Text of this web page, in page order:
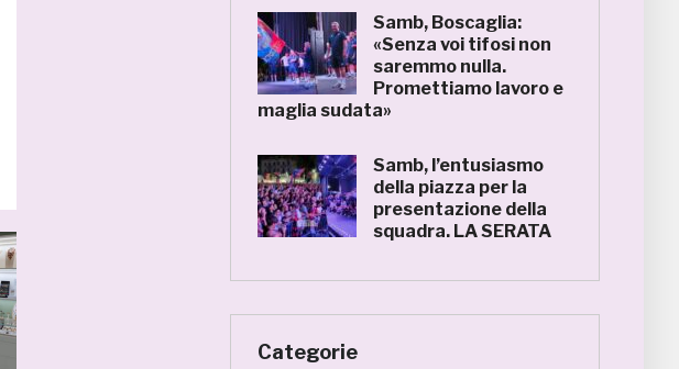
Samb, Boscaglia:
«Senza voi tifosi non
saremmo nulla.
Promettiamo lavoro e
maglia sudata»
Samb, l’entusiasmo
della piazza per la
presentazione della
squadra. LA SERATA
Categorie